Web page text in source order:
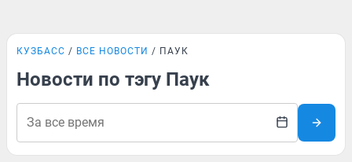
КУЗБАСС ВСЕ НОВОСТИ ПАУК
Новости по тэгу Паук